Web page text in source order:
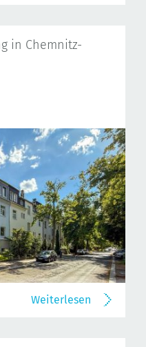
in Chemnitz-
Weiterlesen